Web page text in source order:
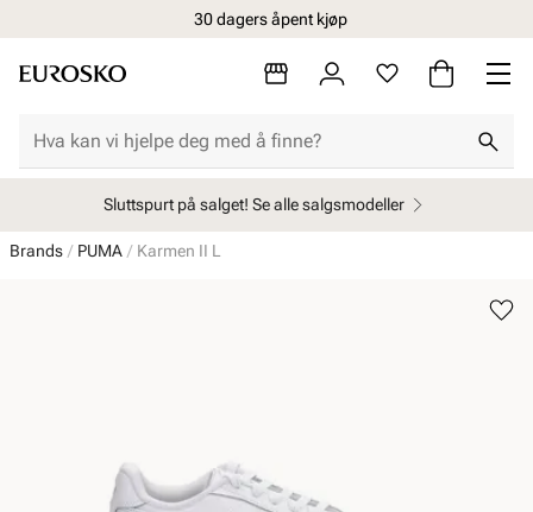
30 dagers åpent kjøp
Sluttspurt på salget! Se alle salgsmodeller
Brands PUMA Karmen II L